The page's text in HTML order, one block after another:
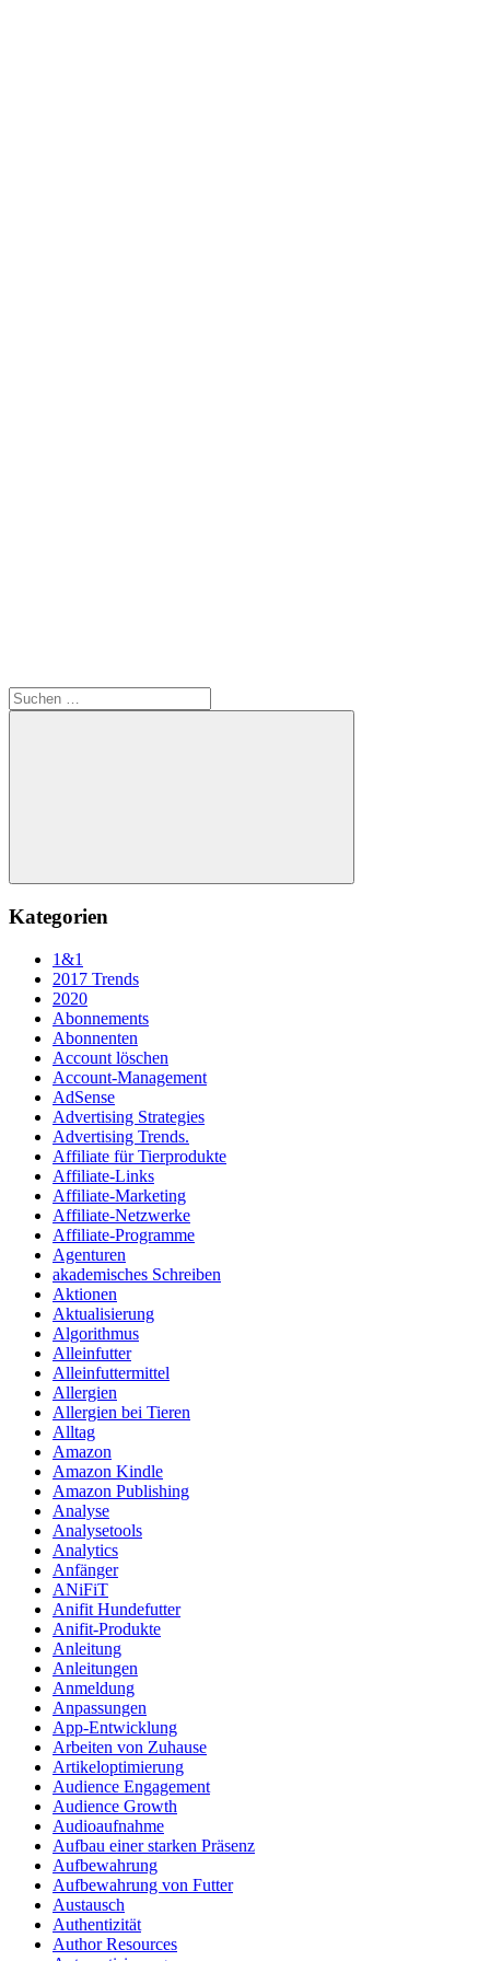
Suchen
nach:
Suchen
Kategorien
1&1
2017 Trends
2020
Abonnements
Abonnenten
Account löschen
Account-Management
AdSense
Advertising Strategies
Advertising Trends.
Affiliate für Tierprodukte
Affiliate-Links
Affiliate-Marketing
Affiliate-Netzwerke
Affiliate-Programme
Agenturen
akademisches Schreiben
Aktionen
Aktualisierung
Algorithmus
Alleinfutter
Alleinfuttermittel
Allergien
Allergien bei Tieren
Alltag
Amazon
Amazon Kindle
Amazon Publishing
Analyse
Analysetools
Analytics
Anfänger
ANiFiT
Anifit Hundefutter
Anifit-Produkte
Anleitung
Anleitungen
Anmeldung
Anpassungen
App-Entwicklung
Arbeiten von Zuhause
Artikeloptimierung
Audience Engagement
Audience Growth
Audioaufnahme
Aufbau einer starken Präsenz
Aufbewahrung
Aufbewahrung von Futter
Austausch
Authentizität
Author Resources